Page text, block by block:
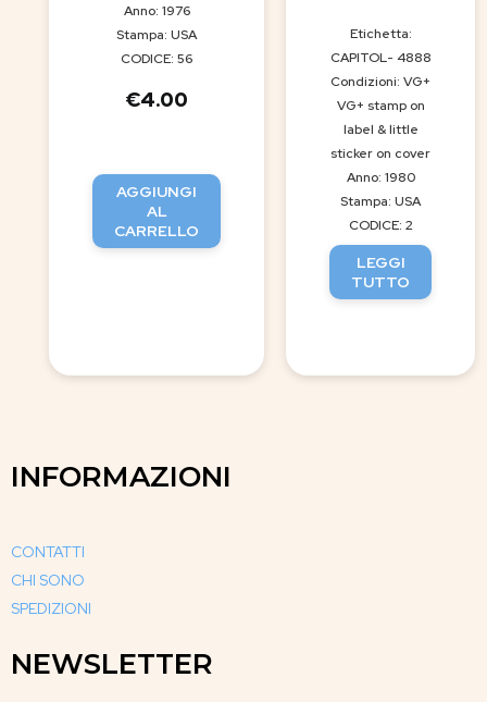
Anno: 1976
Stampa: USA
CODICE: 56
€4.00
AGGIUNGI
AL
CARRELLO
Etichetta:
CAPITOL- 4888
Condizioni: VG+
VG+ stamp on
label & little
sticker on cover
Anno: 1980
Stampa: USA
CODICE: 2
LEGGI
TUTTO
INFORMAZIONI
CONTATTI
CHI SONO
SPEDIZIONI
NEWSLETTER